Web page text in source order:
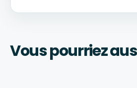
Vous pourriez